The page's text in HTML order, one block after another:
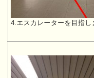
4.エスカレーターを目指し